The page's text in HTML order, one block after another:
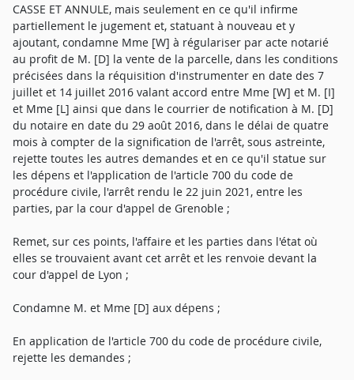
CASSE ET ANNULE, mais seulement en ce qu'il infirme
partiellement le jugement et, statuant à nouveau et y
ajoutant, condamne Mme [W] à régulariser par acte notarié
au profit de M. [D] la vente de la parcelle, dans les conditions
précisées dans la réquisition d'instrumenter en date des 7
juillet et 14 juillet 2016 valant accord entre Mme [W] et M. [I]
et Mme [L] ainsi que dans le courrier de notification à M. [D]
du notaire en date du 29 août 2016, dans le délai de quatre
mois à compter de la signification de l'arrêt, sous astreinte,
rejette toutes les autres demandes et en ce qu'il statue sur
les dépens et l'application de l'article 700 du code de
procédure civile, l'arrêt rendu le 22 juin 2021, entre les
parties, par la cour d'appel de Grenoble ;
Remet, sur ces points, l'affaire et les parties dans l'état où
elles se trouvaient avant cet arrêt et les renvoie devant la
cour d'appel de Lyon ;
Condamne M. et Mme [D] aux dépens ;
En application de l'article 700 du code de procédure civile,
rejette les demandes ;